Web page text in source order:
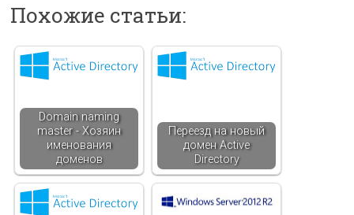
Похожие статьи:
Domain naming
master - Хозяин
именования
доменов
Переезд на новый
домен Active
Directory